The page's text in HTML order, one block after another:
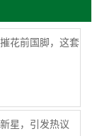
花前国脚，这套
星，引发热议